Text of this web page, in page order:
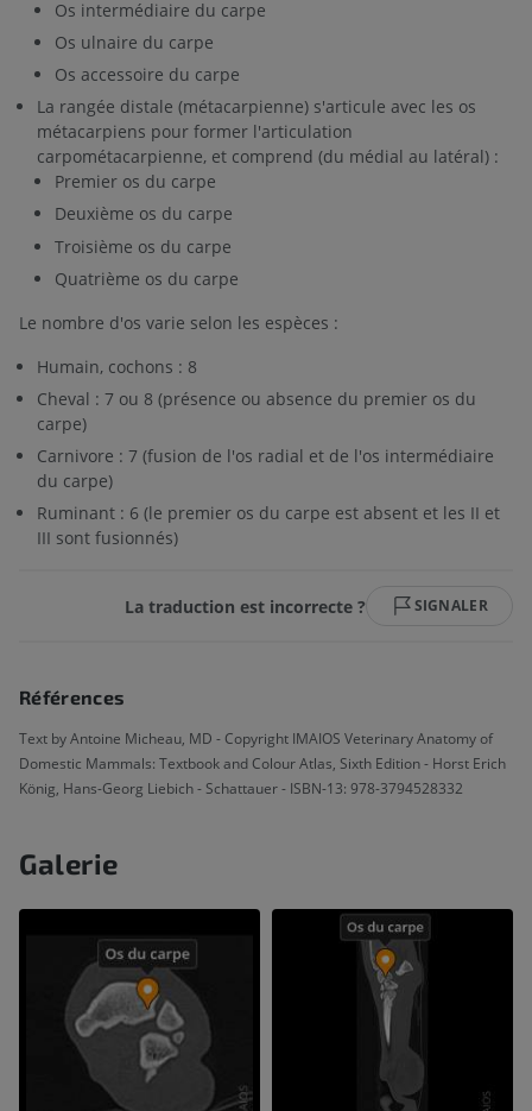
Os intermédiaire du carpe
Os ulnaire du carpe
Os accessoire du carpe
La rangée distale (métacarpienne) s'articule avec les os
métacarpiens pour former l'articulation
carpométacarpienne, et comprend (du médial au latéral) :
Premier os du carpe
Deuxième os du carpe
Troisième os du carpe
Quatrième os du carpe
Le nombre d'os varie selon les espèces :
Humain, cochons : 8
Cheval : 7 ou 8 (présence ou absence du premier os du
carpe)
Carnivore : 7 (fusion de l'os radial et de l'os intermédiaire
du carpe)
Ruminant : 6 (le premier os du carpe est absent et les II et
III sont fusionnés)
La traduction est incorrecte ? SIGNALER
Références
Text by Antoine Micheau, MD - Copyright IMAIOS Veterinary Anatomy of
Domestic Mammals: Textbook and Colour Atlas, Sixth Edition - Horst Erich
König, Hans-Georg Liebich - Schattauer - ISBN-13: 978-3794528332
Galerie